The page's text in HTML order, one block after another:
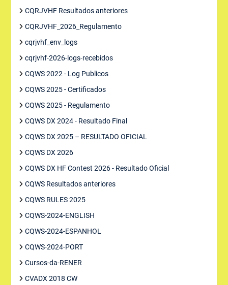
CQRJVHF Resultados anteriores
CQRJVHF_2026_Regulamento
cqrjvhf_env_logs
cqrjvhf-2026-logs-recebidos
CQWS 2022 - Log Publicos
CQWS 2025 - Certificados
CQWS 2025 - Regulamento
CQWS DX 2024 - Resultado Final
CQWS DX 2025 – RESULTADO OFICIAL
CQWS DX 2026
CQWS DX HF Contest 2026 - Resultado Oficial
CQWS Resultados anteriores
CQWS RULES 2025
CQWS-2024-ENGLISH
CQWS-2024-ESPANHOL
CQWS-2024-PORT
Cursos-da-RENER
CVADX 2018 CW